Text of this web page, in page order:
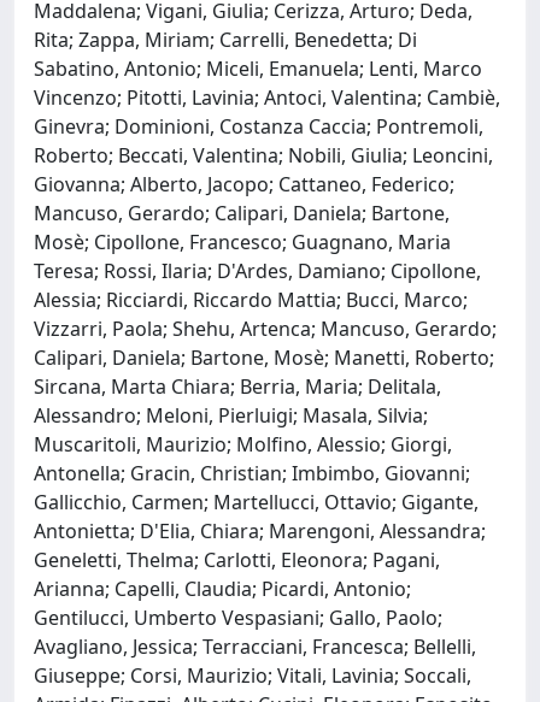
Maddalena; Vigani, Giulia; Cerizza, Arturo; Deda,
Rita; Zappa, Miriam; Carrelli, Benedetta; Di
Sabatino, Antonio; Miceli, Emanuela; Lenti, Marco
Vincenzo; Pitotti, Lavinia; Antoci, Valentina; Cambiè,
Ginevra; Dominioni, Costanza Caccia; Pontremoli,
Roberto; Beccati, Valentina; Nobili, Giulia; Leoncini,
Giovanna; Alberto, Jacopo; Cattaneo, Federico;
Mancuso, Gerardo; Calipari, Daniela; Bartone,
Mosè; Cipollone, Francesco; Guagnano, Maria
Teresa; Rossi, Ilaria; D'Ardes, Damiano; Cipollone,
Alessia; Ricciardi, Riccardo Mattia; Bucci, Marco;
Vizzarri, Paola; Shehu, Artenca; Mancuso, Gerardo;
Calipari, Daniela; Bartone, Mosè; Manetti, Roberto;
Sircana, Marta Chiara; Berria, Maria; Delitala,
Alessandro; Meloni, Pierluigi; Masala, Silvia;
Muscaritoli, Maurizio; Molfino, Alessio; Giorgi,
Antonella; Gracin, Christian; Imbimbo, Giovanni;
Gallicchio, Carmen; Martellucci, Ottavio; Gigante,
Antonietta; D'Elia, Chiara; Marengoni, Alessandra;
Geneletti, Thelma; Carlotti, Eleonora; Pagani,
Arianna; Capelli, Claudia; Picardi, Antonio;
Gentilucci, Umberto Vespasiani; Gallo, Paolo;
Avagliano, Jessica; Terracciani, Francesca; Bellelli,
Giuseppe; Corsi, Maurizio; Vitali, Lavinia; Soccali,